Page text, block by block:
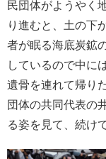
民団体がようやく
り進むと、土の下
者が眠る海底炭鉱
しているので中に
遺骨を連れて帰り
団体の共同代表の
る姿を見て、続け